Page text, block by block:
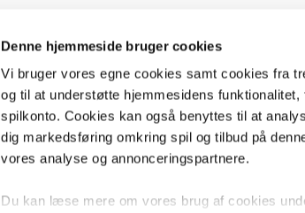
Denne hjemmeside bruger cookies
Vi bruger vores egne cookies samt cookies fra
og til at understøtte hjemmesidens
spilkonto. Cookies kan også benyttes til at
dig markedsføring omkring spil og tilbud på
vores analyse og annonceringspartnere.
Du kan læse mere om vores brug af cookies